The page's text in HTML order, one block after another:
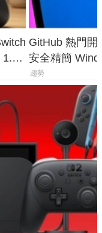
1.5
GitHub 熱門開
安全精簡
後台追蹤
趨勢